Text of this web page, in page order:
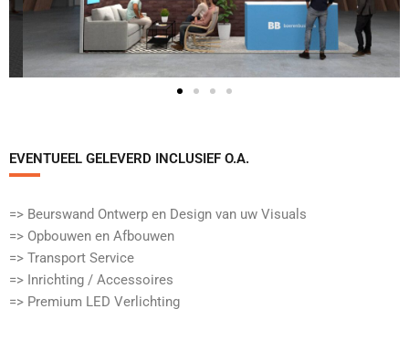
EVENTUEEL GELEVERD INCLUSIEF O.A.​
=> Beurswand Ontwerp en Design van uw Visuals
=> Opbouwen en Afbouwen
=> Transport Service
=> Inrichting / Accessoires
=> Premium LED Verlichting